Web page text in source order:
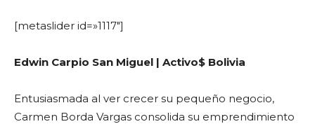
[metaslider id=»1117″]
Edwin Carpio San Miguel | Activo$ Bolivia
Entusiasmada al ver crecer su pequeño negocio,
Carmen Borda Vargas consolida su emprendimiento